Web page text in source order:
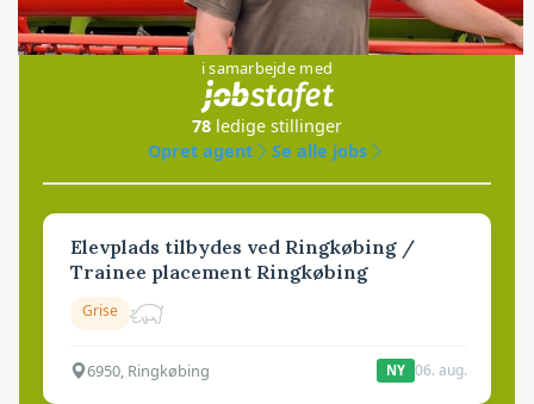
Jobs
i samarbejde med
78 ledige stillinger
Opret agent
Se alle jobs
Elevplads tilbydes ved Ringkøbing /
Trainee placement Ringkøbing
Grise
6950, Ringkøbing NY 06. aug.